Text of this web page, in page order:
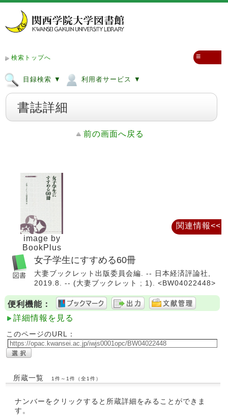
検索トップへ
目録検索 ▼ 利用者サービス ▼
≡
書誌詳細
前の画面へ戻る
image by
BookPlus
女子学生にすすめる60冊
大妻ブックレット出版委員会編. -- 日本経済評論社,
2019.8. -- (大妻ブックレット ; 1). <BW04022448>
便利機能：
詳細情報を見る
このページのURL：
所蔵一覧 1件～1件（全1件）
ナンバーをクリックすると所蔵詳細をみることができま
す。
関連情報<<